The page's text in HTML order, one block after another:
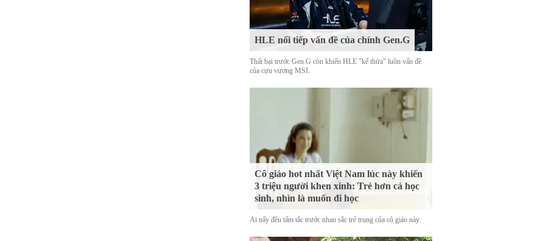
HLE nối tiếp vấn đề của chính Gen.G
Thất bại trước Gen.G còn khiến HLE "kế thừa" luôn vấn đề
của cựu vương MSI.
Cô giáo hot nhất Việt Nam lúc này khiến
3 triệu người khen xinh: Trẻ hơn cả học
sinh, nhìn là muốn đi học
Ai nấy đều tấm tắc trước nhan sắc trẻ trung của cô giáo này.